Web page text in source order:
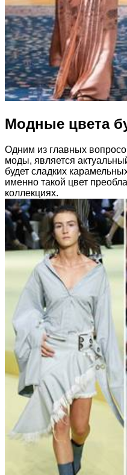
Модные цвета
Одним из главных
моды, является
будет сладких
именно такой цвет
коллекциях.